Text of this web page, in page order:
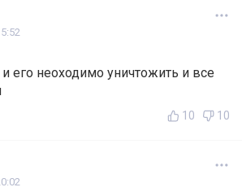
его неоходимо уничтожить и все
10 10